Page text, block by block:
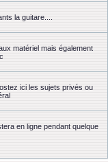
la guitare....
matériel mais également
ici les sujets privés ou
en ligne pendant quelque